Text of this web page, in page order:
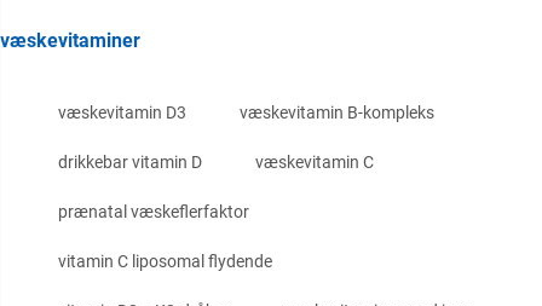
væskevitaminer
væskevitamin D3 væskevitamin B-kompleks
drikkebar vitamin D væskevitamin C
prænatal væskeflerfaktor
vitamin C liposomal flydende